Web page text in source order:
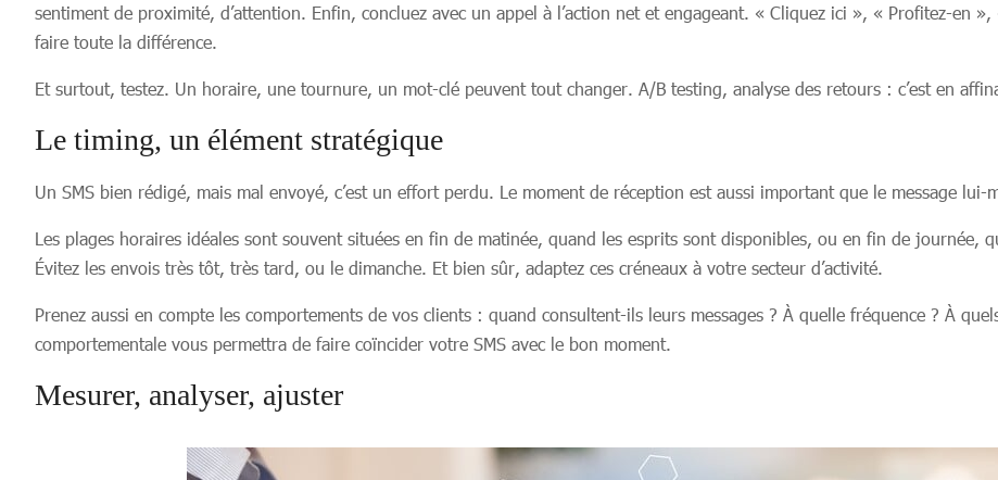
sentiment de proximité, d’attention. Enfin, concluez avec un appel à l’action net et engageant. « Cliquez ici », « Profitez-en
faire toute la différence.
Et surtout, testez. Un horaire, une tournure, un mot-clé peuvent tout changer. A/B testing, analyse des retours : c’est en
Le timing, un élément stratégique
Un SMS bien rédigé, mais mal envoyé, c’est un effort perdu. Le moment de réception est aussi important que le message lui-
Les plages horaires idéales sont souvent situées en fin de matinée, quand les esprits sont disponibles, ou en fin de journée,
Évitez les envois très tôt, très tard, ou le dimanche. Et bien sûr, adaptez ces créneaux à votre secteur d’activité.
Prenez aussi en compte les comportements de vos clients : quand consultent-ils leurs messages ? À quelle fréquence ? À
comportementale vous permettra de faire coïncider votre SMS avec le bon moment.
Mesurer, analyser, ajuster